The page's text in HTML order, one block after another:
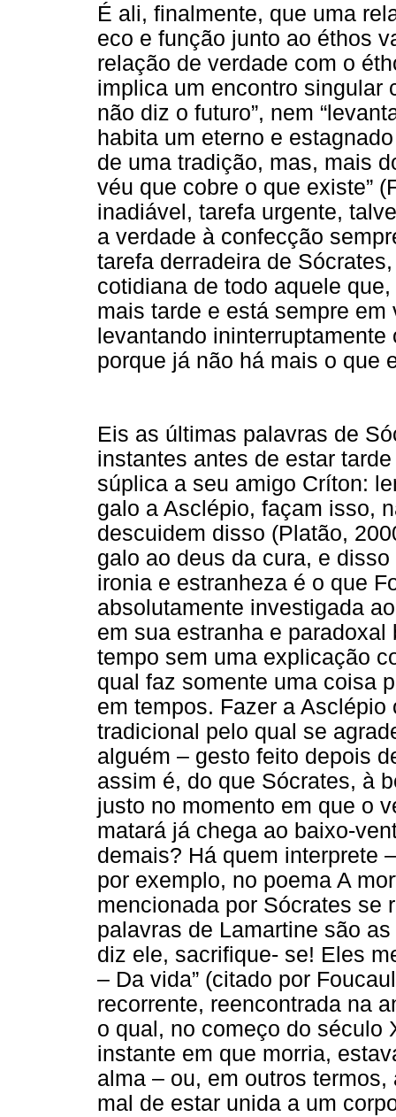
É ali, finalmente, que uma
eco e função junto ao éthos
relação de verdade com o
implica um encontro singular
não diz o futuro”, nem
habita um eterno e
de uma tradição, mas, mais
véu que cobre o que existe”
inadiável, tarefa urgente,
a verdade à confecção
tarefa derradeira de
cotidiana de todo aquele
mais tarde e está sempre
levantando
porque já não há mais o que
Eis as últimas palavras de
instantes antes de estar
súplica a seu amigo Críton:
galo a Asclépio, façam isso,
descuidem disso (Platão,
galo ao deus da cura, e
ironia e estranheza é o que
absolutamente investigada
em sua estranha e
tempo sem uma explicação
qual faz somente uma coisa
em tempos. Fazer a
tradicional pelo qual se
alguém – gesto feito depois
assim é, do que Sócrates, à
justo no momento em que o
matará já chega ao baixo-
demais? Há quem interprete
por exemplo, no poema A
mencionada por Sócrates se
palavras de Lamartine são
diz ele, sacrifique- se! Eles
– Da vida” (citado por
recorrente, reencontrada na
o qual, no começo do século
instante em que morria,
alma – ou, em outros
mal de estar unida a um